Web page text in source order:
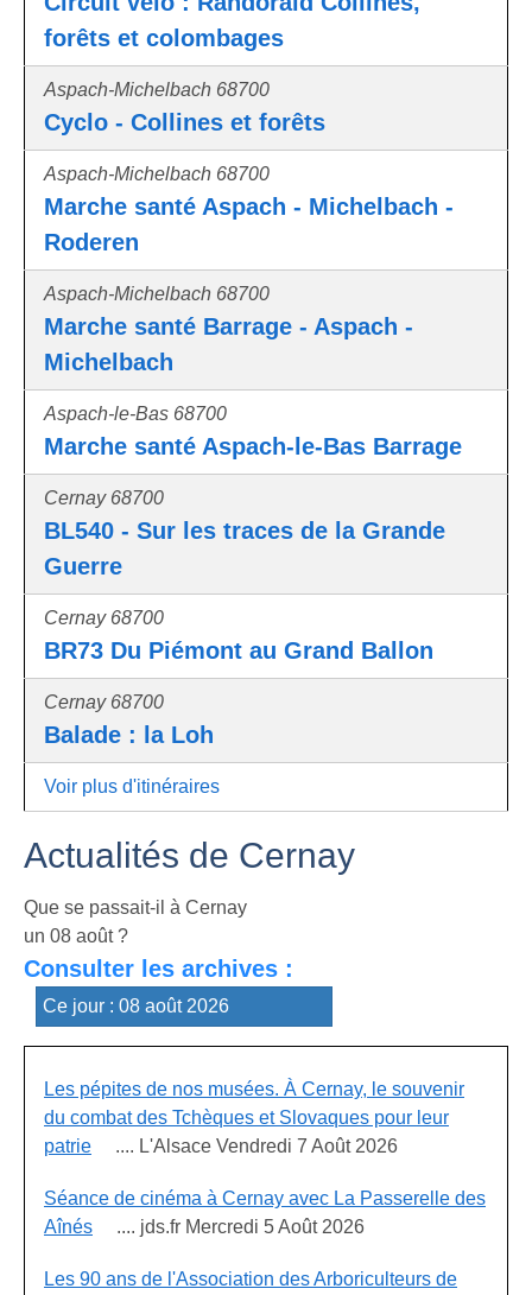
forêts et colombages
Aspach-Michelbach 68700
Cyclo - Collines et forêts
Aspach-Michelbach 68700
Marche santé Aspach - Michelbach -
Roderen
Aspach-Michelbach 68700
Marche santé Barrage - Aspach -
Michelbach
Aspach-le-Bas 68700
Marche santé Aspach-le-Bas Barrage
Cernay 68700
BL540 - Sur les traces de la Grande
Guerre
Cernay 68700
BR73 Du Piémont au Grand Ballon
Cernay 68700
Balade : la Loh
Voir plus d'itinéraires
Actualités de Cernay
Que se passait-il à Cernay
un 08 août ?
Consulter les archives :
Les pépites de nos musées. À Cernay, le souvenir
du combat des Tchèques et Slovaques pour leur
patrie .... L'Alsace Vendredi 7 Août 2026
Séance de cinéma à Cernay avec La Passerelle des
Aînés .... jds.fr Mercredi 5 Août 2026
Les 90 ans de l'Association des Arboriculteurs de